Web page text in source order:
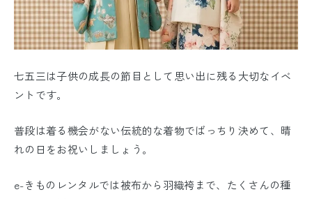
七五三は子供の成長の節目として思い出に残る大切なイベ
ントです。
普段は着る機会がない伝統的な着物でばっちり決めて、晴
れの日をお祝いしましょう。
e-きものレンタルでは被布から羽織袴まで、たくさんの種